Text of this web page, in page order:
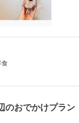
のおでかけプラン